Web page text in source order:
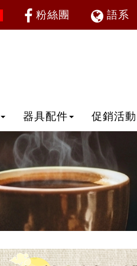
粉絲團 語系
器具配件 促銷活動